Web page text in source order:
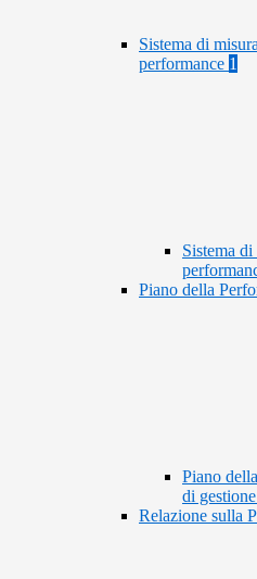
Sistema di
performance 1
Sistema
Piano della
Piano
di gestione
Relazione sulla